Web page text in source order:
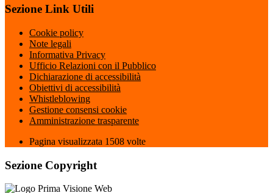
Sezione Link Utili
Cookie policy
Note legali
Informativa Privacy
Ufficio Relazioni con il Pubblico
Dichiarazione di accessibilità
Obiettivi di accessibilità
Whistleblowing
Gestione consensi cookie
Amministrazione trasparente
Pagina visualizzata 1508 volte
Sezione Copyright